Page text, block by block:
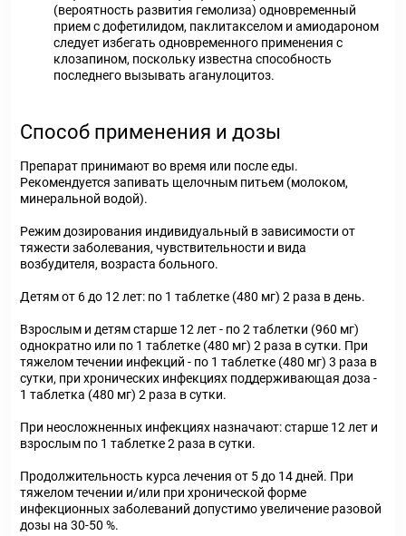
(вероятность развития гемолиза) одновременный
прием с дофетилидом, паклитакселом и амиодароном
следует избегать одновременного применения с
клозапином, поскольку известна способность
последнего вызывать аганулоцитоз.
Способ применения и дозы
Препарат принимают во время или после еды.
Рекомендуется запивать щелочным питьем (молоком,
минеральной водой).
Режим дозирования индивидуальный в зависимости от
тяжести заболевания, чувствительности и вида
возбудителя, возраста больного.
Детям от 6 до 12 лет: по 1 таблетке (480 мг) 2 раза в день.
Взрослым и детям старше 12 лет - по 2 таблетки (960 мг)
однократно или по 1 таблетке (480 мг) 2 раза в сутки. При
тяжелом течении инфекций - по 1 таблетке (480 мг) 3 раза в
сутки, при хронических инфекциях поддерживающая доза -
1 таблетка (480 мг) 2 раза в сутки.
При неосложненных инфекциях назначают: старше 12 лет и
взрослым по 1 таблетке 2 раза в сутки.
Продолжительность курса лечения от 5 до 14 дней. При
тяжелом течении и/или при хронической форме
инфекционных заболеваний допустимо увеличение разовой
дозы на 30-50 %.